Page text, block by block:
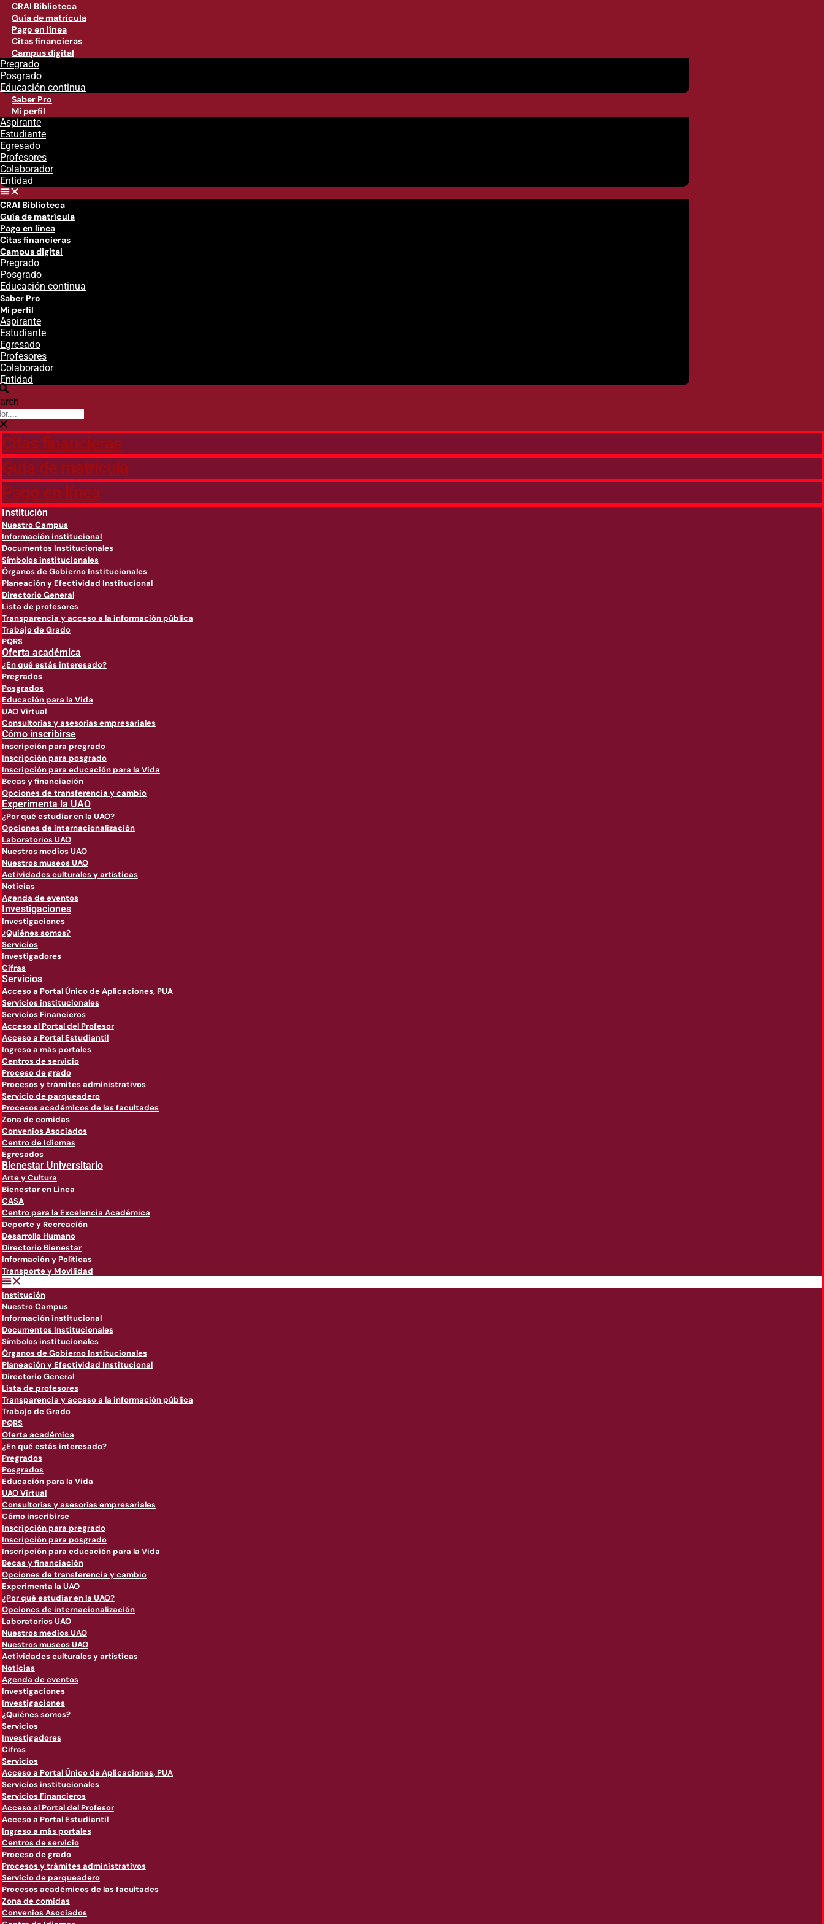
CRAI Biblioteca
Guía de matrícula
Pago en línea
Citas financieras
Campus digital
Pregrado
Posgrado
Educación continua
Saber Pro
Mi perfil
Aspirante
Estudiante
Egresado
Profesores
Colaborador
Entidad
CRAI Biblioteca
Guía de matrícula
Pago en línea
Citas financieras
Campus digital
Pregrado
Posgrado
Educación continua
Saber Pro
Mi perfil
Aspirante
Estudiante
Egresado
Profesores
Colaborador
Entidad
Citas financieras
Guía de matricula
Pago en línea
Institución
Nuestro Campus
Información institucional
Documentos Institucionales
Símbolos institucionales
Órganos de Gobierno Institucionales
Planeación y Efectividad Institucional
Directorio General
Lista de profesores
Transparencia y acceso a la información pública
Trabajo de Grado
PQRS
Oferta académica
¿En qué estás interesado?
Pregrados
Posgrados
Educación para la Vida
UAO Virtual
Consultorías y asesorías empresariales
Cómo inscribirse
Inscripción para pregrado
Inscripción para posgrado
Inscripción para educación para la Vida
Becas y financiación
Opciones de transferencia y cambio
Experimenta la UAO
¿Por qué estudiar en la UAO?
Opciones de internacionalización
Laboratorios UAO
Nuestros medios UAO
Nuestros museos UAO
Actividades culturales y artísticas
Noticias
Agenda de eventos
Investigaciones
Investigaciones
¿Quiénes somos?
Servicios
Investigadores
Cifras
Servicios
Acceso a Portal Único de Aplicaciones, PUA
Servicios institucionales
Servicios Financieros
Acceso al Portal del Profesor
Acceso a Portal Estudiantil
Ingreso a más portales
Centros de servicio
Proceso de grado
Procesos y trámites administrativos
Servicio de parqueadero
Procesos académicos de las facultades
Zona de comidas
Convenios Asociados
Centro de Idiomas
Egresados
Bienestar Universitario
Arte y Cultura
Bienestar en Linea
CASA
Centro para la Excelencia Académica
Deporte y Recreación
Desarrollo Humano
Directorio Bienestar
Información y Políticas
Transporte y Movilidad
Institución
Nuestro Campus
Información institucional
Documentos Institucionales
Símbolos institucionales
Órganos de Gobierno Institucionales
Planeación y Efectividad Institucional
Directorio General
Lista de profesores
Transparencia y acceso a la información pública
Trabajo de Grado
PQRS
Oferta académica
¿En qué estás interesado?
Pregrados
Posgrados
Educación para la Vida
UAO Virtual
Consultorías y asesorías empresariales
Cómo inscribirse
Inscripción para pregrado
Inscripción para posgrado
Inscripción para educación para la Vida
Becas y financiación
Opciones de transferencia y cambio
Experimenta la UAO
¿Por qué estudiar en la UAO?
Opciones de internacionalización
Laboratorios UAO
Nuestros medios UAO
Nuestros museos UAO
Actividades culturales y artísticas
Noticias
Agenda de eventos
Investigaciones
Investigaciones
¿Quiénes somos?
Servicios
Investigadores
Cifras
Servicios
Acceso a Portal Único de Aplicaciones, PUA
Servicios institucionales
Servicios Financieros
Acceso al Portal del Profesor
Acceso a Portal Estudiantil
Ingreso a más portales
Centros de servicio
Proceso de grado
Procesos y trámites administrativos
Servicio de parqueadero
Procesos académicos de las facultades
Zona de comidas
Convenios Asociados